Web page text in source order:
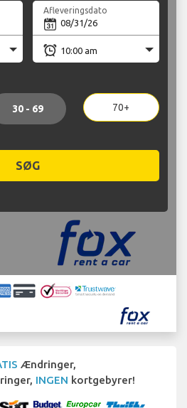
Afleveringsdato
30 - 69 70+
SØG
Ændringer,
INGEN kortgebyrer!